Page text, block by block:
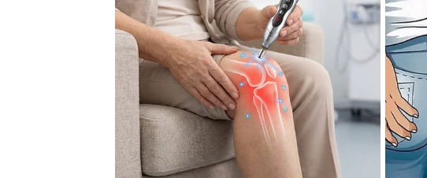
Blizanci mogu očekivati zanimljive razgovore i nove
vam ponuditi ideju ili priliku koja može promeniti vaš
U ljubavi je moguće iznenađenje kroz poruku ili susret
Važno je da ne donosite odluke na brzinu.
RAK